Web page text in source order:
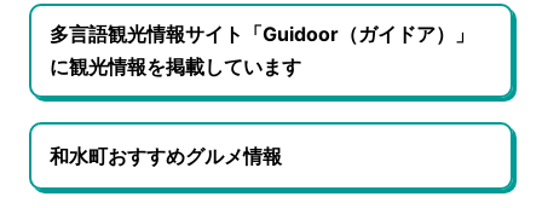
多言語観光情報サイト「Guidoor（ガイドア）」
に観光情報を掲載しています
和水町おすすめグルメ情報